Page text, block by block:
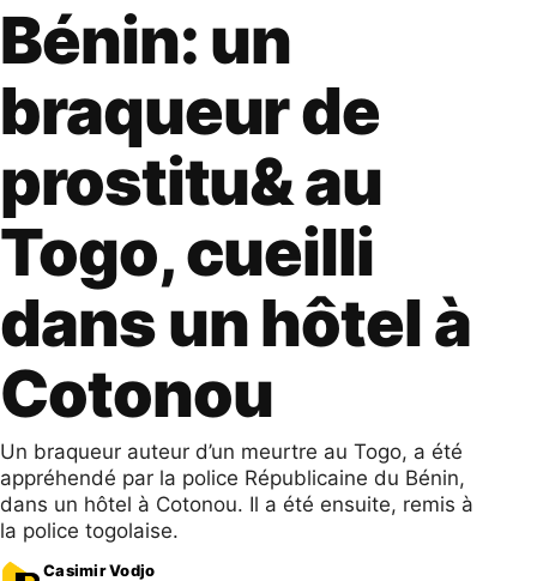
Bénin: un
braqueur de
prostitu& au
Togo, cueilli
dans un hôtel à
Cotonou
Un braqueur auteur d’un meurtre au Togo, a été
appréhendé par la police Républicaine du Bénin,
dans un hôtel à Cotonou. Il a été ensuite, remis à
la police togolaise.
Casimir Vodjo